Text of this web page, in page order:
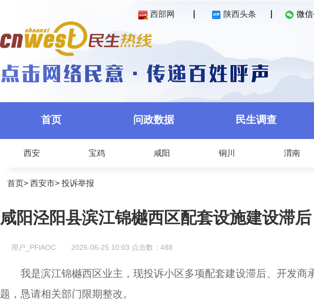
西部网 陕西头条 微
首页 问政数据 民生调查
西安 宝鸡 咸阳 铜川 渭南
首页> 西安市> 投诉举报
咸阳泾阳县滨江锦樾西区配套设施建设滞
用户_PFlAOC 2026-06-25 10:03 点击数： 488
我是滨江锦樾西区业主，现投诉小区多项配套建设滞后、开发商
题，恳请相关部门限期整改。